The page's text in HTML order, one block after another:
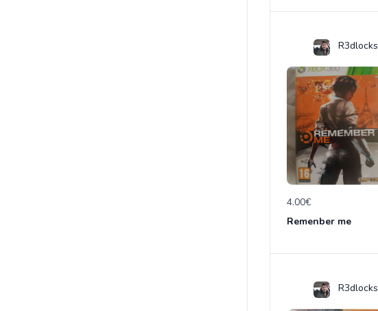
R3dlocks
4.00€
Remenber me
R3dlocks